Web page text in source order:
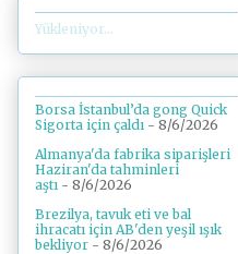
Yükleniyor...
Borsa İstanbul’da gong Quick
Sigorta için çaldı - 8/6/2026
Almanya'da fabrika siparişleri
Haziran'da tahminleri
aştı - 8/6/2026
Brezilya, tavuk eti ve bal
ihracatı için AB'den yeşil ışık
bekliyor - 8/6/2026